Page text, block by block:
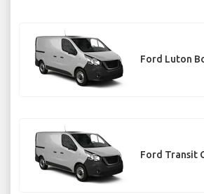
Ford Luton
Ford Transit